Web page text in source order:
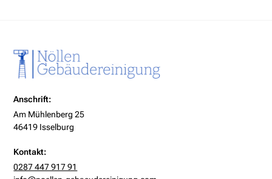
Anschrift:
Am Mühlenberg 25
46419 Isselburg
Kontakt:
0287 447 917 91